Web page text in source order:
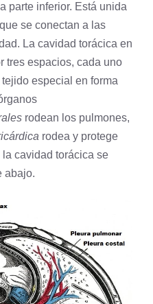
parte inferior. Está unida
se conectan a las
La cavidad torácica en
tres espacios, cada uno
tejido especial en forma
rodean los pulmones,
rodea y protege
cavidad torácica se
abajo.